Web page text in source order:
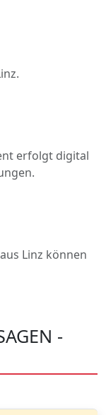
Linz können
erfolgt digital
-